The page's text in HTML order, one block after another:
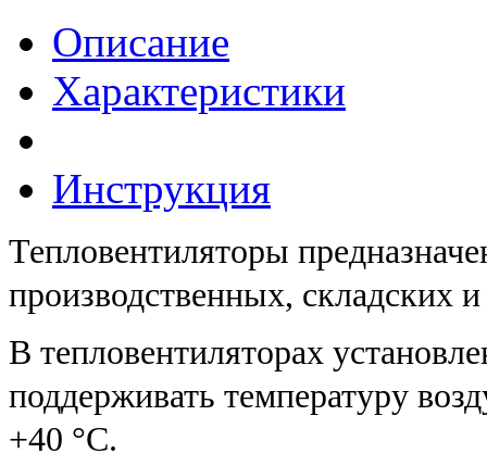
Описание
Характеристики
Инструкция
Тепловентиляторы
производственных, складских
В тепловентиляторах
поддерживать температуру
+40 °C.